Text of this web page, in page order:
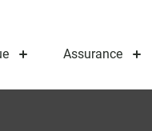
Assurance